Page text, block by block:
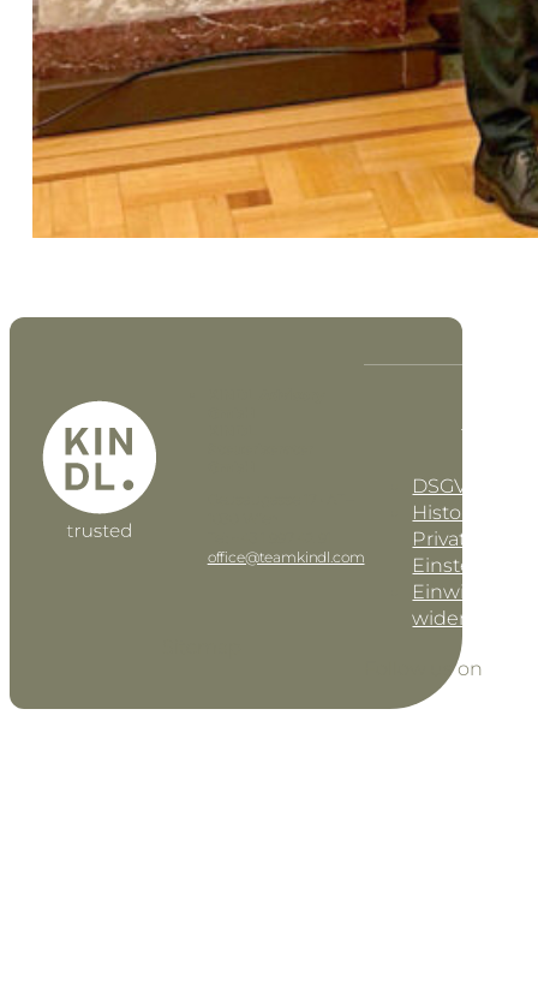
office@teamkindl.com
DSGVO-
Historie der
Privatsphäre-
widerrufen
Follow us on